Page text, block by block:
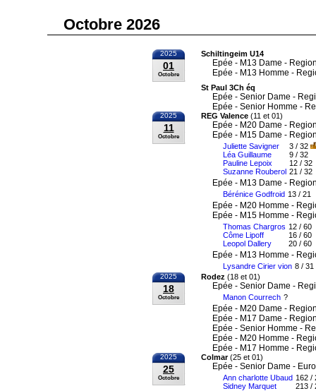
Octobre 2026
2025
01
Octobre
Schiltingeim U14
Epée - M13 Dame -
Epée - M13 Homme -
St Paul 3Ch éq
Epée - Senior Dame -
Epée - Senior Homme -
2025
11
Octobre
REG Valence (11 et 01)
Epée - M20 Dame -
Epée - M15 Dame -
Juliette Savigner
Léa Guillaume
Pauline Lepoix
Suzanne Rouberol
3 / 32
9 / 32
12 / 32
21 / 32
Epée - M13 Dame -
Bérénice Godfroid 13 / 21
Epée - M20 Homme -
Epée - M15 Homme -
Thomas Chargros
Côme Lipoff
Leopol Dallery
12 / 60
16 / 60
20 / 60
Epée - M13 Homme -
Lysandre Cirier vion 8 / 31
2025
18
Octobre
Rodez (18 et 01)
Epée - Senior Dame -
Manon Courrech ?
Epée - M20 Dame -
Epée - M17 Dame -
Epée - Senior Homme -
Epée - M20 Homme -
Epée - M17 Homme -
2025
25
Octobre
Colmar(25 et 01)
Epée - Senior Dame -
Ann charlotte Ubaud
Sidney Marquet
162 /
213 /